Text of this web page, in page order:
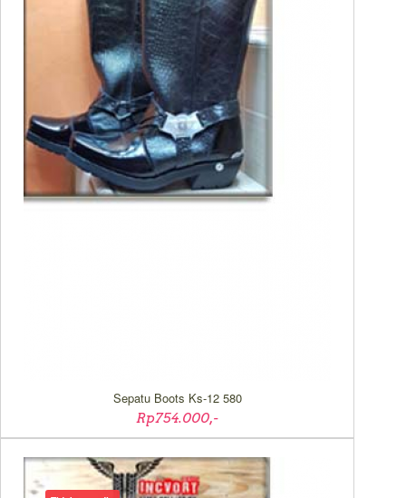
Sepatu Boots Ks-12 580
Rp754.000,-